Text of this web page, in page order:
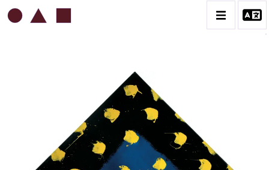
ROBERT MALAVAL
BIOGRAPHIE
CATALOGUE DES OEUVRES